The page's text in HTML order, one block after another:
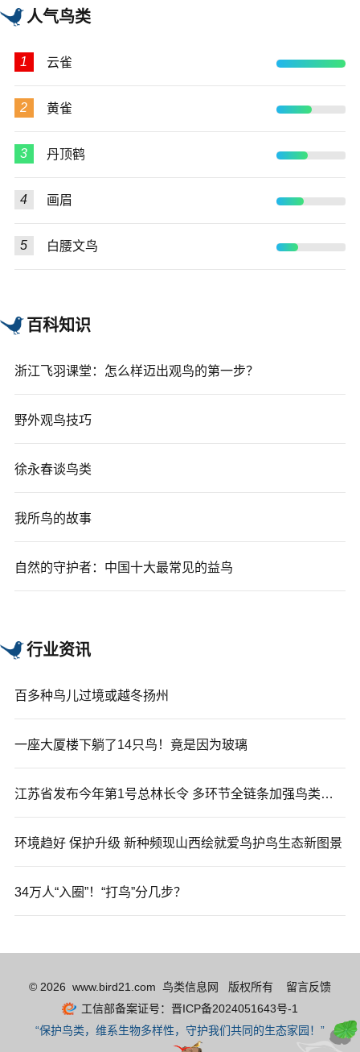
人气鸟类
1 云雀
2 黄雀
3 丹顶鹤
4 画眉
5 白腰文鸟
百科知识
浙江飞羽课堂：怎么样迈出观鸟的第一步？
野外观鸟技巧
徐永春谈鸟类
我所鸟的故事
自然的守护者：中国十大最常见的益鸟
行业资讯
百多种鸟儿过境或越冬扬州
一座大厦楼下躺了14只鸟！竟是因为玻璃
江苏省发布今年第1号总林长令 多环节全链条加强鸟类保护
环境趋好 保护升级 新种频现山西绘就爱鸟护鸟生态新图景
34万人“入圈”！“打鸟”分几步？
© 2026 www.bird21.com 鸟类信息网 版权所有 留言反馈
工信部备案证号：晋ICP备2024051643号-1
“保护鸟类，维系生物多样性，守护我们共同的生态家园！”